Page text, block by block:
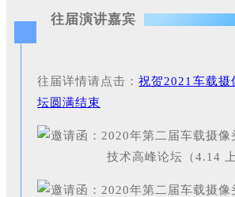
往届演讲嘉宾
往届详情请点击：祝贺2021车载摄
坛圆满结束